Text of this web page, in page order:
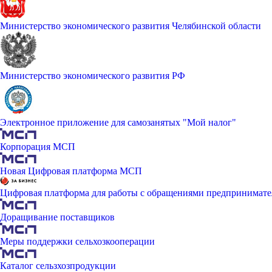
Министерство экономического развития Челябинской области
Министерство экономического развития РФ
Электронное приложение для самозанятых "Мой налог"
Корпорация МСП
Новая Цифровая платформа МСП
Цифровая платформа для работы с обращениями
Доращивание поставщиков
Меры поддержки сельхозкооперации
Каталог сельзхозпродукции